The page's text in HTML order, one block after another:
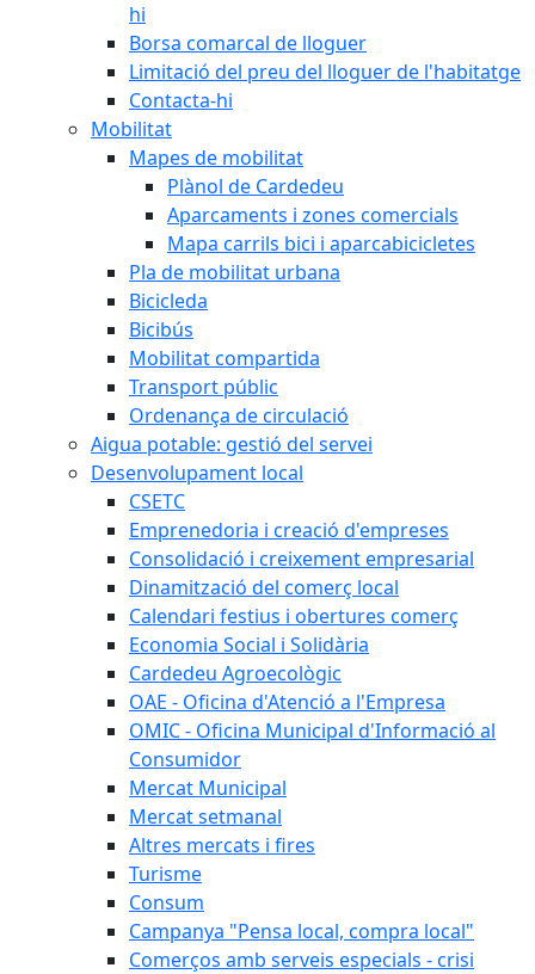
hi
Borsa comarcal de lloguer
Limitació del preu del lloguer de l'habitatge
Contacta-hi
Mobilitat
Mapes de mobilitat
Plànol de Cardedeu
Aparcaments i zones comercials
Mapa carrils bici i aparcabicicletes
Pla de mobilitat urbana
Bicicleda
Bicibús
Mobilitat compartida
Transport públic
Ordenança de circulació
Aigua potable: gestió del servei
Desenvolupament local
CSETC
Emprenedoria i creació d'empreses
Consolidació i creixement empresarial
Dinamització del comerç local
Calendari festius i obertures comerç
Economia Social i Solidària
Cardedeu Agroecològic
OAE - Oficina d'Atenció a l'Empresa
OMIC - Oficina Municipal d'Informació al
Consumidor
Mercat Municipal
Mercat setmanal
Altres mercats i fires
Turisme
Consum
Campanya "Pensa local, compra local"
Comerços amb serveis especials - crisi